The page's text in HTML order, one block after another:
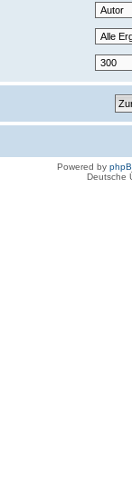
Powered by
Deutsche